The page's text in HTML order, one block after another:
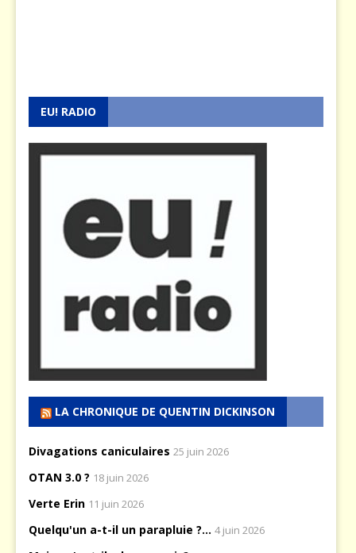
EU! RADIO
LA CHRONIQUE DE QUENTIN DICKINSON
Divagations caniculaires 25 juin 2026
OTAN 3.0 ? 18 juin 2026
Verte Erin 11 juin 2026
Quelqu'un a-t-il un parapluie ?... 4 juin 2026